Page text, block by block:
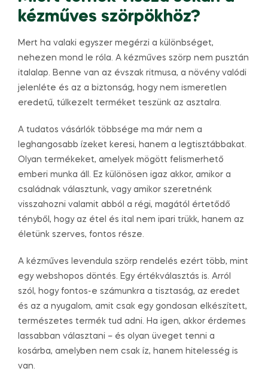
kézműves szörpökhöz?
Mert ha valaki egyszer megérzi a különbséget,
nehezen mond le róla. A kézműves szörp nem pusztán
italalap. Benne van az évszak ritmusa, a növény valódi
jelenléte és az a biztonság, hogy nem ismeretlen
eredetű, túlkezelt terméket teszünk az asztalra.
A tudatos vásárlók többsége ma már nem a
leghangosabb ízeket keresi, hanem a legtisztábbakat.
Olyan termékeket, amelyek mögött felismerhető
emberi munka áll. Ez különösen igaz akkor, amikor a
családnak választunk, vagy amikor szeretnénk
visszahozni valamit abból a régi, magától értetődő
tényből, hogy az étel és ital nem ipari trükk, hanem az
életünk szerves, fontos része.
A kézműves levendula szörp rendelés ezért több, mint
egy webshopos döntés. Egy értékválasztás is. Arról
szól, hogy fontos-e számunkra a tisztaság, az eredet
és az a nyugalom, amit csak egy gondosan elkészített,
természetes termék tud adni. Ha igen, akkor érdemes
lassabban választani – és olyan üveget tenni a
kosárba, amelyben nem csak íz, hanem hitelesség is
van.